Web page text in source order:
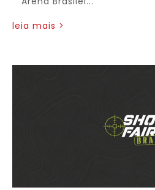
leia mais >